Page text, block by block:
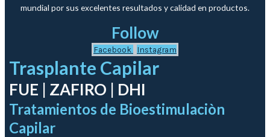
mundial por sus excelentes resultados y calidad en productos.
Follow
Facebook Instagram
Trasplante Capilar
FUE | ZAFIRO | DHI
Tratamientos de Bioestimulaciòn
Capilar